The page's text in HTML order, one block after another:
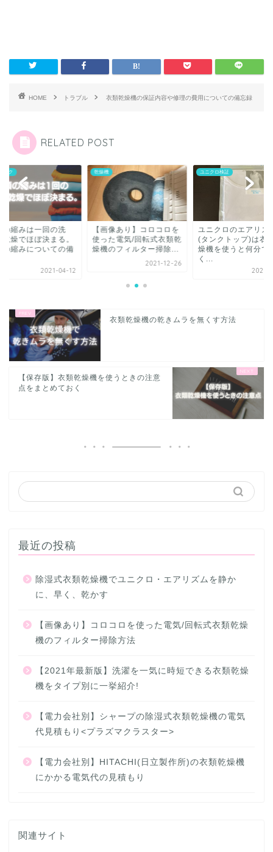
HOME トラブル 衣類乾燥機の保証内容や修理の費用についての備忘録
RELATED POST
ック
の縮みは一回の洗
乾燥でほぼ決まる。
の縮みについての備
2021-04-12
乾燥機
【画像あり】コロコロを
使った電気/回転式衣類乾
燥機のフィルター掃除...
2021-12-26
ユニクロ検証
ユニクロのエアリズ
(タンクトップ)は衣
燥機を使うと何分で
く...
2021-
衣類乾燥機の乾きムラを無くす方法
【保存版】衣類乾燥機を使うときの注意
点をまとめておく
最近の投稿
除湿式衣類乾燥機でユニクロ・エアリズムを静か
に、早く、乾かす
【画像あり】コロコロを使った電気/回転式衣類乾燥
機のフィルター掃除方法
【2021年最新版】洗濯を一気に時短できる衣類乾燥
機をタイプ別に一挙紹介!
【電力会社別】シャープの除湿式衣類乾燥機の電気
代見積もり<プラズマクラスター>
【電力会社別】HITACHI(日立製作所)の衣類乾燥機
にかかる電気代の見積もり
関連サイト